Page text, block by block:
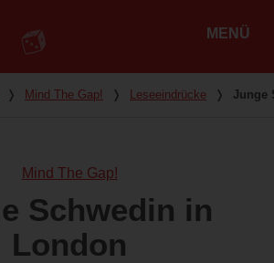
MENÜ
❭ Mind The Gap! ❭ Leseeindrücke ❭ Junge
Mind The Gap!
Schwedin in
London